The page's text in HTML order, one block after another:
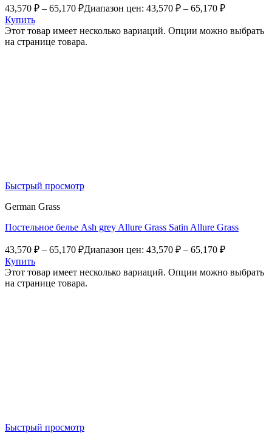
43,570 ₽ – 65,170 ₽Диапазон цен: 43,570 ₽ – 65,170 ₽
Купить
Этот товар имеет несколько вариаций. Опции можно выбрать
на странице товара.
Быстрый просмотр
German Grass
Постельное белье Ash grey Allure Grass Satin Allure Grass
43,570 ₽ – 65,170 ₽Диапазон цен: 43,570 ₽ – 65,170 ₽
Купить
Этот товар имеет несколько вариаций. Опции можно выбрать
на странице товара.
Быстрый просмотр